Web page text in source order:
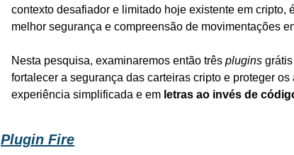
contexto desafiador e limitado hoje existente em
melhor segurança e compreensão de movimentações
Nesta pesquisa, examinaremos então três plugins
fortalecer a segurança das carteiras cripto e proteger
experiência simplificada e em letras ao invés de
Plugin Fire